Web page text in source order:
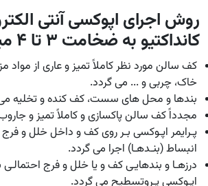
روش اجرای اپوکسی آنتی
کانداکتیو به ضخامت 3 تا 4 میلیمتر
کف سالن مورد نظر کاملاً تمیز و عاری از مواد
خاک، چربی و ... می گردد.
بندها و محل های سست، کف کنده و تخلیه
مجدداً کف سالن پاکسازی و کاملاً تمیز و
پـرایمر اپـوکسی بـر روی کف و داخل خلل و فرج
انبساط (بنـدهـا) اجرا می گردد.
درزهـا و بندهایـی کف و یا خلل و فرج
اپـوکسی پـروتسطیح می گردد.